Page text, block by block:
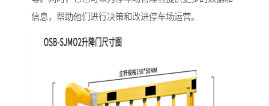
信息，帮助他们进行决策和改进停车场运营。